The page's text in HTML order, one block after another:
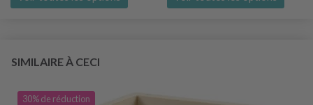
SIMILAIRE À CECI
30% de réduction